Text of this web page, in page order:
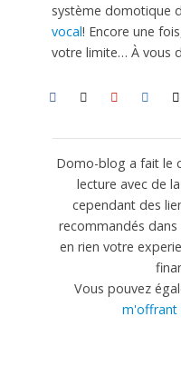
système domotique
vocal! Encore une
votre limite… À vous
Domo-blog a fait le
lecture avec de
cependant des
recommandés dans
en rien votre
Vous pouvez
m'offrant